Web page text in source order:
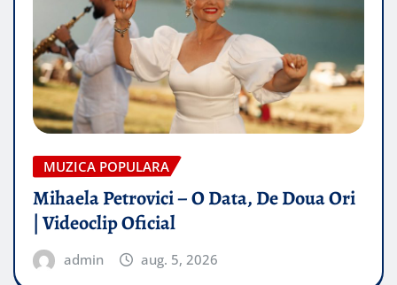
MUZICA POPULARA
Mihaela Petrovici – O Data, De Doua Ori
| Videoclip Oficial
admin aug. 5, 2026